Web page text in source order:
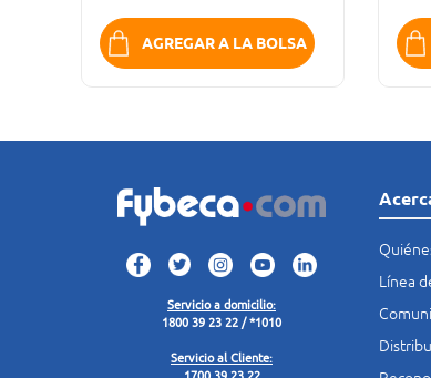
AGREGAR A LA BOLSA
Servicio a domicilio:
1800 39 23 22 / *1010
Servicio al Cliente:
Línea